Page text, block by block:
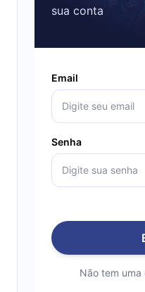
sua conta
Email
Senha
Não tem uma